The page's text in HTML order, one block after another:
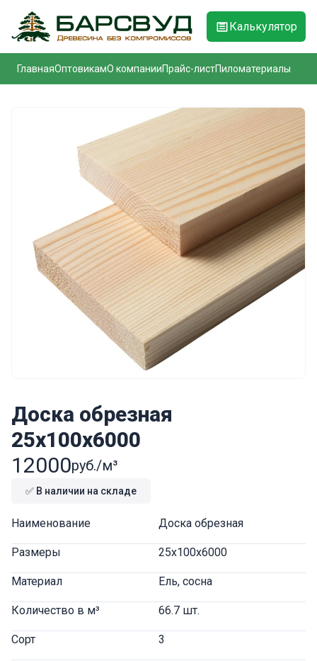
Калькулятор
ГлавнаяОптовикамО компанииПрайс-листПиломатериалы
Доска обрезная
25x100x6000
12000руб./м³
✅ В наличии на складе
Наименование Доска обрезная
Размеры 25x100x6000
Материал Ель, сосна
Количество в м³ 66.7 шт.
Сорт 3